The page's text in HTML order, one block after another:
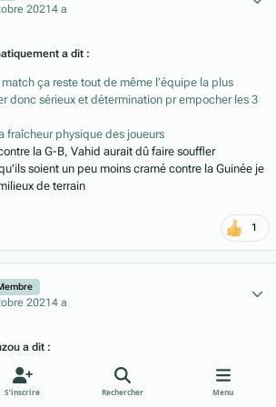
20214 a
a dit :
ça reste tout de même l’équipe la plus
donc sérieux et détermination pr empocher les 3
fraîcheur physique des joueurs
la G-B, Vahid aurait dû faire souffler
soient un peu moins cramé contre la Guinée je
de terrain
1
20214 a
a dit :
à Rabat avant son match contre le Maroc
par le staff technique, la sélection guinéenne
S’inscrire Rechercher Menu